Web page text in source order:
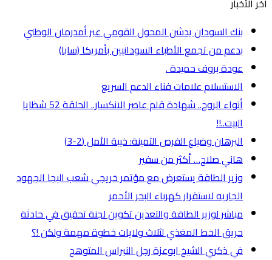
اخر الأخبار
بنك السودان يدشن المحول القومي عبر أمدرمان الوطني
بدعم من تجمع الأطباء السودانيين بأمريكا (سابا)
عودة بروف حميدة .
الاستسلام علامات فناء الدعم السريع
أنواء الروح.. شهادة قلم عاصر الانكسار.. الحلقة 52 شظايا
البيت..!!
البرهان وضياع الفرص الثمينة: خيبة الأمل (2-3)
هاني صلاح… أكثر من سفير
وزير الطاقة يستعرض مع مؤتمر خريجي شعب البجا الجهود
الجاريه لاستقرار كهرباء البحر الأحمر
مباشر لوزير الطاقة والتعدين تكوين لجنة تحقيق في حادثة
حريق الخط المغذي لثلاث ولايات خطوة مهمة ولكن !؟
في ذكري الشيخ ابوعزة رجل النبراس المتوهج